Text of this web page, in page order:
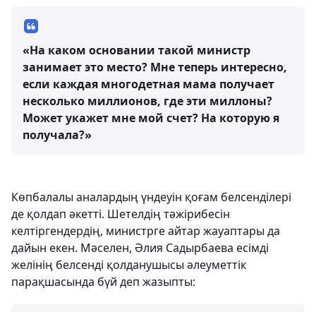
«На каком основании такой министр
занимает это место? Мне теперь интересно,
если каждая многодетная мама получает
несколько миллионов, где эти миллоны?
Может укажет мне мой счет? На которую я
получала?»
Көпбалалы аналардың үндеуін қоғам белсенділері
де қолдап әкетті. Шетелдің тәжірибесін
келтіргендердің, министрге айтар жауаптары да
дайын екен. Мәселен, Әлия Садырбаева есімді
желінің белсенді қолданушысы әлеуметтік
парақшасында бүй деп жазыпты: